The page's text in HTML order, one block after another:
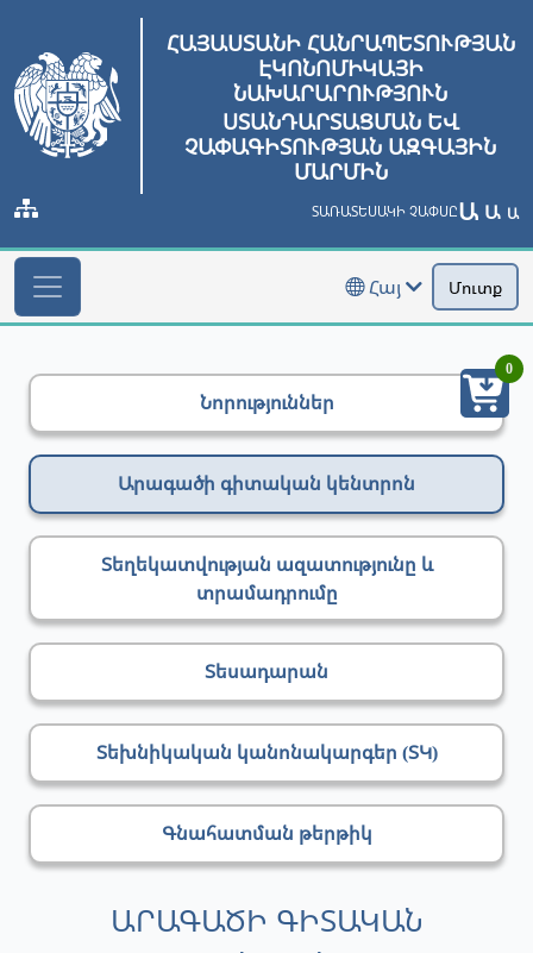
ՀԱՅԱՍՏԱՆԻ ՀԱՆՐԱՊԵՏՈՒԹՅԱՆ
ԷԿՈՆՈՄԻԿԱՅԻ
ՆԱԽԱՐԱՐՈՒԹՅՈՒՆ
ՍՏԱՆԴԱՐՏԱՑՄԱՆ ԵՎ
ՉԱՓԱԳԻՏՈՒԹՅԱՆ ԱԶԳԱՅԻՆ
ՄԱՐՄԻՆ
ՏԱՌԱՏԵՍԱԿԻ ՉԱՓՍԸԱ Ա Ա
Հայ Մուտք
Նորություններ
Արագածի գիտական կենտրոն
Տեղեկատվության ազատությունը և
տրամադրումը
Տեսադարան
Տեխնիկական կանոնակարգեր (ՏԿ)
Գնահատման թերթիկ
ԱՐԱԳԱԾԻ ԳԻՏԱԿԱՆ
0